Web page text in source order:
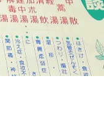
法と冬虫夏草』という勉
ました。多方面から様々な
後半に差し掛かっていま